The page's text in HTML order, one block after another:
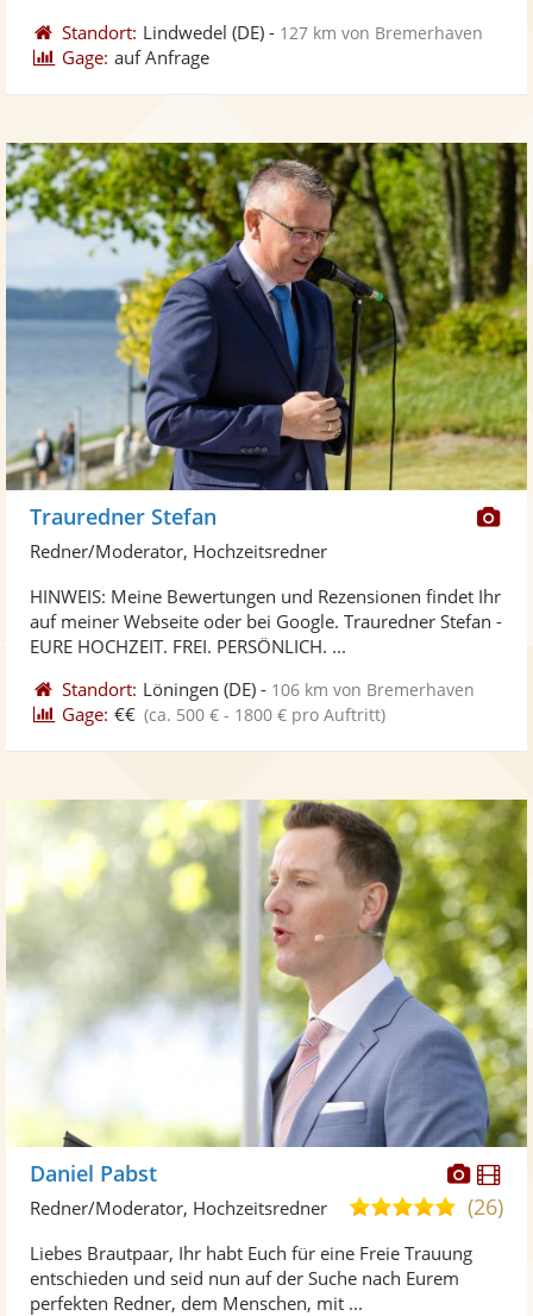
Standort: Lindwedel (DE) - 127 km von Bremerhaven
Gage: auf Anfrage
Trauredner Stefan
Redner/Moderator, Hochzeitsredner
HINWEIS: Meine Bewertungen und Rezensionen findet Ihr
auf meiner Webseite oder bei Google. Trauredner Stefan -
EURE HOCHZEIT. FREI. PERSÖNLICH. ...
Standort: Löningen (DE) - 106 km von Bremerhaven
Gage: €€ (ca. 500 € - 1800 € pro Auftritt)
Fotos
Daniel Pabst
5,0
5
(26)
Redner/Moderator, Hochzeitsredner
Liebes Brautpaar, Ihr habt Euch für eine Freie Trauung
entschieden und seid nun auf der Suche nach Eurem
perfekten Redner, dem Menschen, mit ...